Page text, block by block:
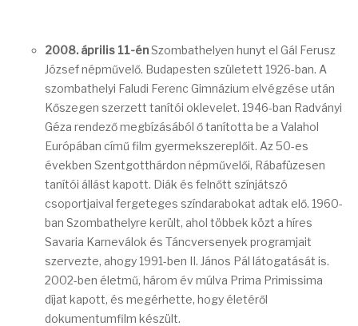
2008. április 11-énSzombathelyen hunyt el Gál Ferusz
József népművelő. Budapesten született 1926-ban. A
szombathelyi Faludi Ferenc Gimnázium elvégzése után
Kőszegen szerzett tanítói oklevelet. 1946-ban Radványi
Géza rendező megbízásából ő tanította be a Valahol
Európában című film gyermekszereplőit. Az 50-es
években Szentgotthárdon népművelői, Rábafüzesen
tanítói állást kapott. Diák és felnőtt színjátszó
csoportjaival fergeteges színdarabokat adtak elő. 1960-
ban Szombathelyre került, ahol többek közt a híres
Savaria Karneválok és Táncversenyek programjait
szervezte, ahogy 1991-ben II. János Pál látogatását is.
2002-ben életmű, három év múlva Prima Primissima
díjat kapott, és megérhette, hogy életéről
dokumentumfilm készült.